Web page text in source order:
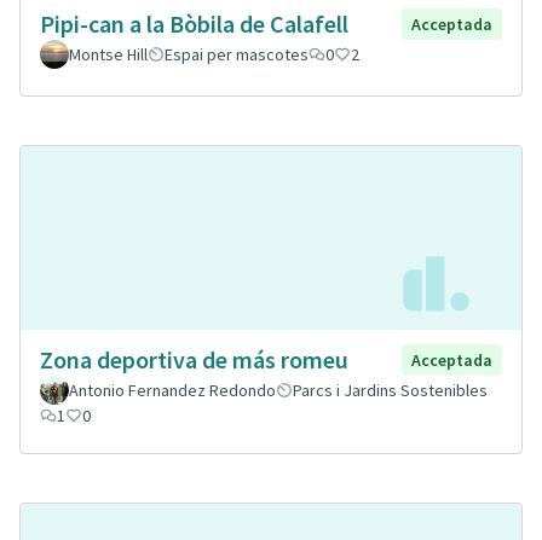
Pipi-can a la Bòbila de Calafell
Acceptada
Montse Hill
Espai per mascotes 0 2
Zona deportiva de más romeu
Acceptada
Antonio Fernandez Redondo
Parcs i Jardins Sostenibles
1
0